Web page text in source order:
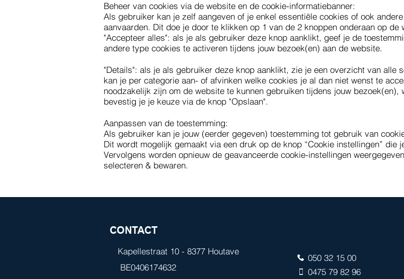
Beheer van cookies via de website en de cookie-informatiebanner:
Als gebruiker kan je zelf aangeven of je enkel essentiële cookies of ook
aanvaarden. Dit doe je door te klikken op 1 van de 2 knoppen onderaan op de
"Accepteer alles": als je als gebruiker deze knop aanklikt, geef je de
andere type cookies te activeren tijdens jouw bezoek(en) aan de website.
"Details": als je als gebruiker deze knop aanklikt, zie je een overzicht van alle
kan je per categorie aan- of afvinken welke cookies je al dan niet wenst te
noodzakelijk zijn om de website te kunnen gebruiken tijdens jouw bezoek(en),
bevestig je je keuze via de knop "Opslaan".
Aanpassen van de toestemming:
Als gebruiker kan je jouw (eerder gegeven) toestemming tot gebruik van
Dit wordt mogelijk gemaakt via een druk op de knop “Cookie instellingen” die
Vervolgens worden opnieuw de geavanceerde cookie-instellingen
selecteren & bewaren.
CONTACT
Kapellestraat 10 - 8377 Houtave
BE0406174632
050 32 15 00
0475 79 82 96